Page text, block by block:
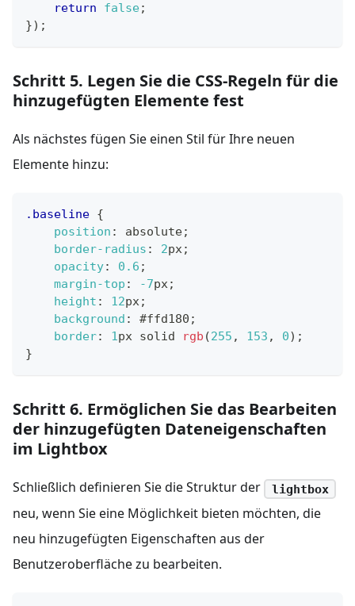
return
false;
}) ;
Schritt 5. Legen Sie die CSS-Regeln für die
hinzugefügten Elemente fest
Als nächstes fügen Sie einen Stil für Ihre neuen
Elemente hinzu:
.baseline {
position : absolute;
border-radius : 2px;
opacity: 0.6 ;
margin-top : -7px;
height : 12px;
background : #ffd180 ;
border: 1px solid rgb (255 , 153 , 0) ;
}
Schritt 6. Ermöglichen Sie das Bearbeiten
der hinzugefügten Dateneigenschaften
im Lightbox
Schließlich definieren Sie die Struktur der lightbox
neu, wenn Sie eine Möglichkeit bieten möchten, die
neu hinzugefügten Eigenschaften aus der
Benutzeroberfläche zu bearbeiten.